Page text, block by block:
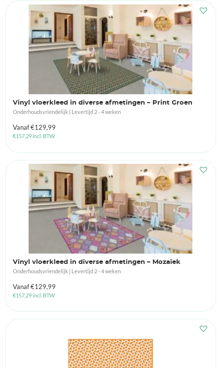
Vinyl vloerkleed in diverse afmetingen – Print Groen
Onderhoudsvriendelijk | Levertijd 2 - 4 weken
Vanaf€129,99
€157,29incl. BTW
Vinyl vloerkleed in diverse afmetingen – Mozaïek
Onderhoudsvriendelijk | Levertijd 2 - 4 weken
Vanaf€129,99
€157,29incl. BTW